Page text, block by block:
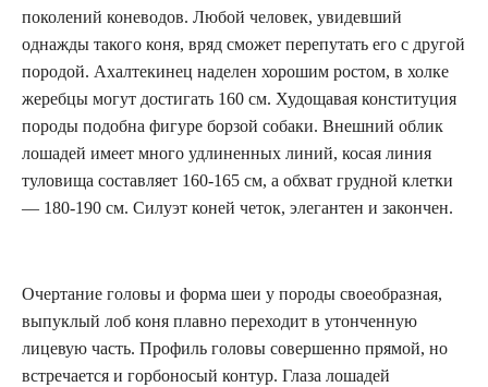
поколений коневодов. Любой человек, увидевший
однажды такого коня, вряд сможет перепутать его с другой
породой. Ахалтекинец наделен хорошим ростом, в холке
жеребцы могут достигать 160 см. Худощавая конституция
породы подобна фигуре борзой собаки. Внешний облик
лошадей имеет много удлиненных линий, косая линия
туловища составляет 160-165 см, а обхват грудной клетки
— 180-190 см. Силуэт коней четок, элегантен и закончен.
Очертание головы и форма шеи у породы своеобразная,
выпуклый лоб коня плавно переходит в утонченную
лицевую часть. Профиль головы совершенно прямой, но
встречается и горбоносый контур. Глаза лошадей